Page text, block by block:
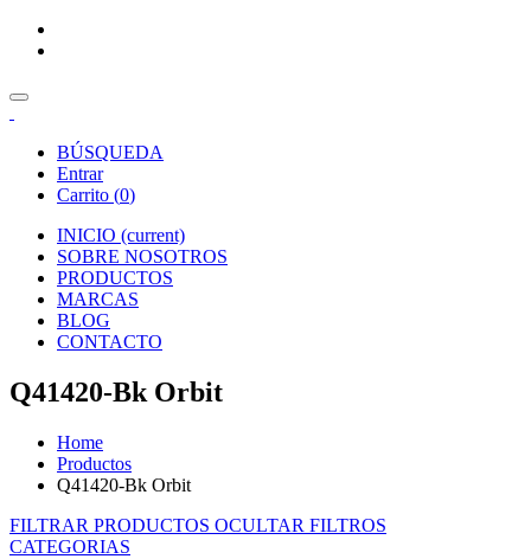
BÚSQUEDA
Entrar
Carrito (0)
INICIO (current)
SOBRE NOSOTROS
PRODUCTOS
MARCAS
BLOG
CONTACTO
Q41420-Bk Orbit
Home
Productos
Q41420-Bk Orbit
FILTRAR PRODUCTOS OCULTAR FILTROS
CATEGORIAS